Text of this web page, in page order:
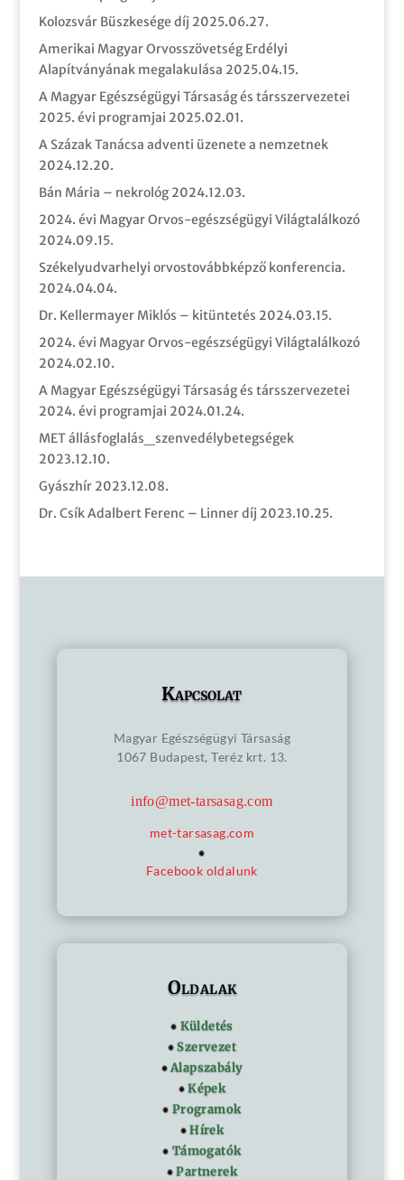
Kolozsvár Büszkesége díj 2025.06.27.
Amerikai Magyar Orvosszövetség Erdélyi
Alapítványának megalakulása 2025.04.15.
A Magyar Egészségügyi Társaság és társszervezetei
2025. évi programjai 2025.02.01.
A Százak Tanácsa adventi üzenete a nemzetnek
2024.12.20.
Bán Mária – nekrológ 2024.12.03.
2024. évi Magyar Orvos-egészségügyi Világtalálkozó
2024.09.15.
Székelyudvarhelyi orvostovábbképző konferencia.
2024.04.04.
Dr. Kellermayer Miklós – kitüntetés 2024.03.15.
2024. évi Magyar Orvos-egészségügyi Világtalálkozó
2024.02.10.
A Magyar Egészségügyi Társaság és társszervezetei
2024. évi programjai 2024.01.24.
MET állásfoglalás_szenvedélybetegségek
2023.12.10.
Gyászhír 2023.12.08.
Dr. Csík Adalbert Ferenc – Linner díj 2023.10.25.
Kapcsolat
Magyar Egészségügyi Társaság
1067 Budapest, Teréz krt. 13.
info@met-tarsasag.com
met-tarsasag.com
Facebook oldalunk
Oldalak
Küldetés
Szervezet
Alapszabály
Képek
Programok
Hírek
Támogatók
Partnerek